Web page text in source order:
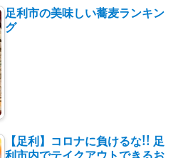
足利市の美味しい蕎麦ランキン
グ
【足利】コロナに負けるな!! 足